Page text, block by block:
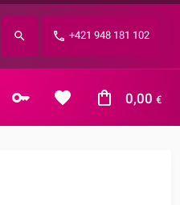
+421 948 181 102
0,00 €
heslo?